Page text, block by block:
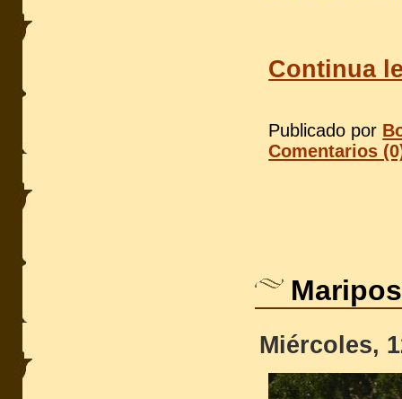
Continua
Publicado por
Comentarios
Miércoles,